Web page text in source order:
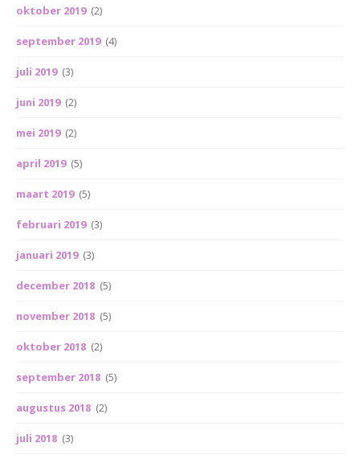
oktober 2019 (2)
september 2019 (4)
juli 2019 (3)
juni 2019 (2)
mei 2019 (2)
april 2019 (5)
maart 2019 (5)
februari 2019 (3)
januari 2019 (3)
december 2018 (5)
november 2018 (5)
oktober 2018 (2)
september 2018 (5)
augustus 2018 (2)
juli 2018 (3)